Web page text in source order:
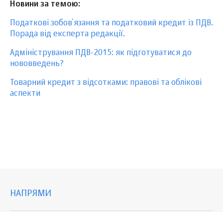
Новини за темою:
Податкові зобов`язання та податковий кредит із ПДВ.
Порада від експерта редакції.
Адміністрування ПДВ-2015: як підготуватися до
нововведень?
Товарний кредит з відсотками: правові та облікові
аспекти
НАПРЯМИ